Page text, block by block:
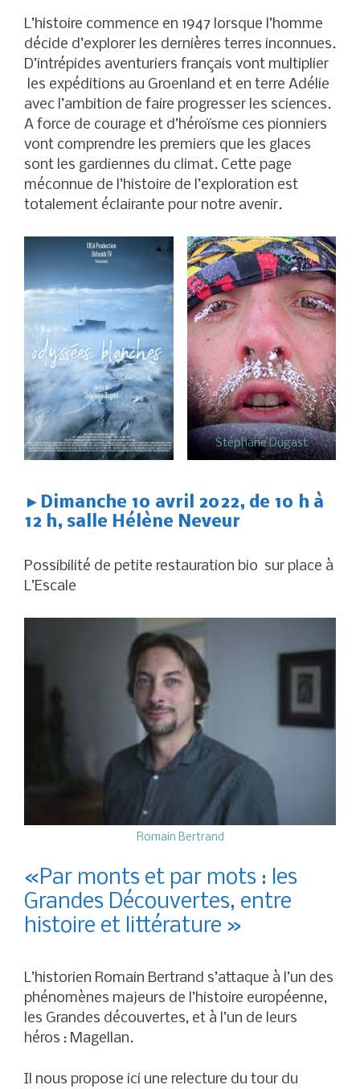
L’histoire commence en 1947 lorsque l’homme
décide d’explorer les dernières terres inconnues.
D’intrépides aventuriers français vont multiplier
les expéditions au Groenland et en terre Adélie
avec l’ambition de faire progresser les sciences.
A force de courage et d’héroïsme ces pionniers
vont comprendre les premiers que les glaces
sont les gardiennes du climat. Cette page
méconnue de l’histoire de l’exploration est
totalement éclairante pour notre avenir.
Stéphane Dugast
► Dimanche 10 avril 2022, de 10 h à
12 h, salle Hélène Neveur
Possibilité de petite restauration bio sur place à
L’Escale
Romain Bertrand
«Par monts et par mots : les
Grandes Découvertes, entre
histoire et littérature »
L’historien Romain Bertrand s’attaque à l’un des
phénomènes majeurs de l’histoire européenne,
les Grandes découvertes, et à l’un de leurs
héros : Magellan.
Il nous propose ici une relecture du tour du